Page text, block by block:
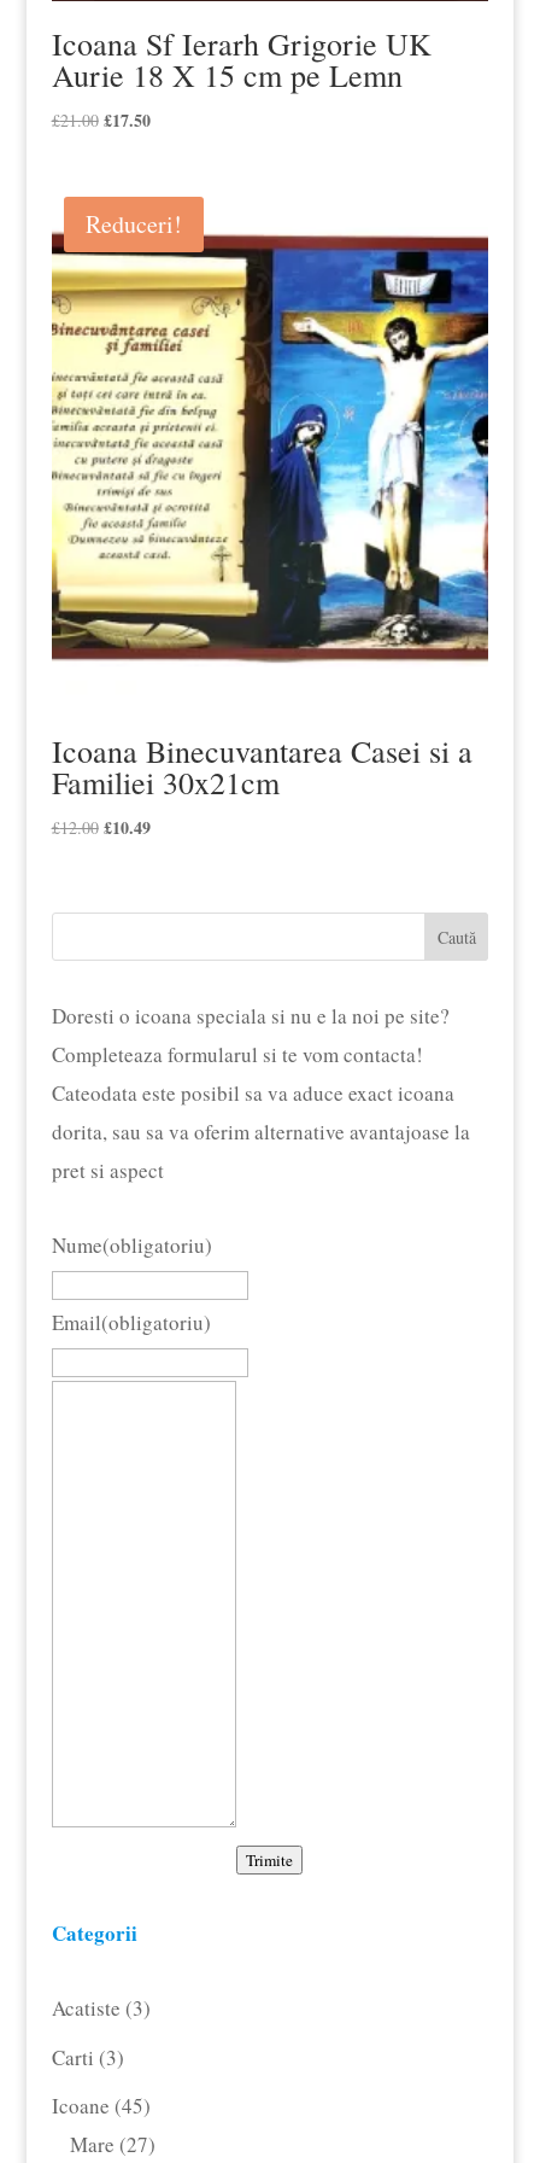
Icoana Sf Ierarh Grigorie UK
Aurie 18 X 15 cm pe Lemn
£21.00 Prețul
fost:
£21.00.
£17.50Prețul
£17.50.
Reduceri!
Icoana Binecuvantarea Casei si a
Familiei 30x21cm
£12.00 Prețul
fost:
£10.49Prețul
£10.49.
Caută
Doresti o icoana speciala si nu e la noi pe site?
Completeaza formularul si te vom contacta!
Cateodata este posibil sa va aduce exact icoana
dorita, sau sa va oferim alternative avantajoase la
pret si aspect
Nume(obligatoriu)
Email(obligatoriu)
Trimite
Categorii
Acatiste 33
Carti 33
produse
Icoane 4545
de
Mare 2727